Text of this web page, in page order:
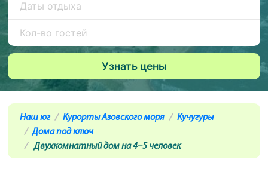
Наш юг Курорты Азовского моря
Кучугуры
Дома под ключ
Двухкомнатный дом на 4–5 человек